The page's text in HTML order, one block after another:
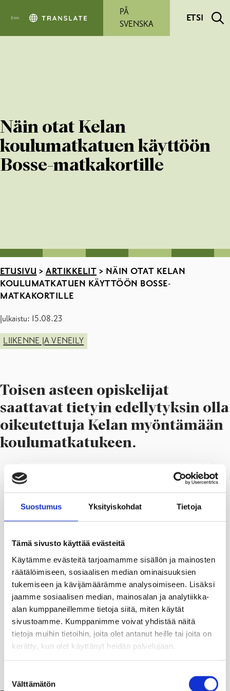
Suostumus Yksityiskohdat Tietoja
Tämä sivusto käyttää evästeitä
Käytämme evästeitä tarjoamamme sisällön ja mainosten
räätälöimiseen, sosiaalisen median ominaisuuksien
tukemiseen ja kävijämäärämme analysoimiseen. Lisäksi
jaamme sosiaalisen median, mainosalan ja analytiikka-
alan kumppaneillemme tietoja siitä, miten käytät
sivustoamme. Kumppanimme voivat yhdistää näitä
tietoja muihin tietoihin, joita olet antanut heille tai joita on
kerätty, kun olet käyttänyt heidän palvelujaan.
valinta
Välttämätön
PÅ
SVENSKA
ETSI
Näin otat Kelan
koulumatkatuen käyttöön
Bosse-matkakortille
ETUSIVU > ARTIKKELIT > NÄIN OTAT KELAN
KOULUMATKATUEN KÄYTTÖÖN BOSSE-
MATKAKORTILLE
Julkaistu: 15.08.23
LIIKENNE JA VENEILY
Toisen asteen opiskelijat
saattavat tietyin edellytyksin olla
oikeutettuja Kelan myöntämään
koulumatkatukeen.